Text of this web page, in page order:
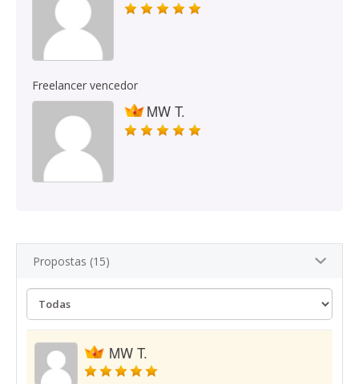
Freelancer vencedor
MW T.
Propostas (15)
MW T.